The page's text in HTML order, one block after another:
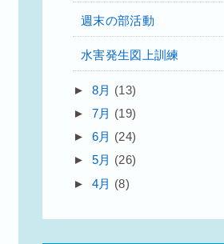
週末の部活動
水害発生図上訓練
► 8月 (13)
► 7月 (19)
► 6月 (24)
► 5月 (26)
► 4月 (8)